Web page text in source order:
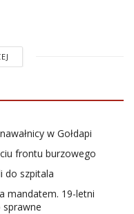
w Gołdapi
frontu burzowego
do szpitala
mandatem. 19-letni
sprawne